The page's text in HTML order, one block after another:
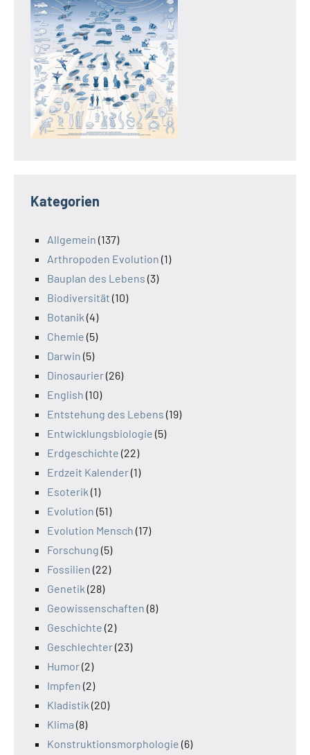
Kategorien
Allgemein (137)
Arthropoden Evolution (1)
Bauplan des Lebens (3)
Biodiversität (10)
Botanik (4)
Chemie (5)
Darwin (5)
Dinosaurier(26)
English (10)
Entstehung des Lebens (19)
Entwicklungsbiologie (5)
Erdgeschichte (22)
Erdzeit Kalender(1)
Esoterik (1)
Evolution (51)
Evolution Mensch (17)
Forschung (5)
Fossilien (22)
Genetik (28)
Geowissenschaften (8)
Geschichte (2)
Geschlechter(23)
Humor(2)
Impfen (2)
Kladistik (20)
Klima (8)
Konstruktionsmorphologie (6)